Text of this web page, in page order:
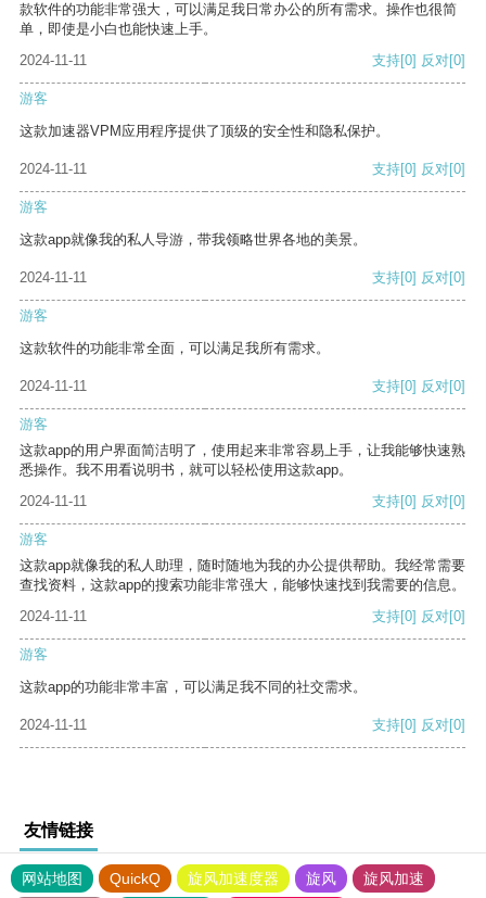
款软件的功能非常强大，可以满足我日常办公的所有需求。操作也很简
单，即使是小白也能快速上手。
2024-11-11
支持[0] 反对[0]
游客
这款加速器VPM应用程序提供了顶级的安全性和隐私保护。
2024-11-11 支持[0] 反对[0]
游客
这款app就像我的私人导游，带我领略世界各地的美景。
2024-11-11 支持[0] 反对[0]
游客
这款软件的功能非常全面，可以满足我所有需求。
2024-11-11 支持[0] 反对[0]
游客
这款app的用户界面简洁明了，使用起来非常容易上手，让我能够快速熟
悉操作。我不用看说明书，就可以轻松使用这款app。
2024-11-11
支持[0] 反对[0]
游客
这款app就像我的私人助理，随时随地为我的办公提供帮助。我经常需要
查找资料，这款app的搜索功能非常强大，能够快速找到我需要的信息。
2024-11-11
支持[0] 反对[0]
游客
这款app的功能非常丰富，可以满足我不同的社交需求。
2024-11-11 支持[0] 反对[0]
友情链接
网站地图 QuickQ 旋风加速度器 旋风 旋风加速